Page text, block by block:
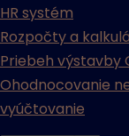
HR systém
Rozpočty a
Priebeh výstavby
Ohodnocovanie
vyúčtovanie